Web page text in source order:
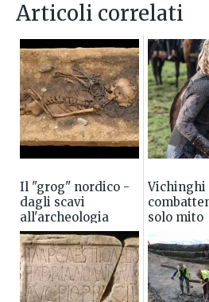
Articoli correlati
Il "grog" nordico -
dagli scavi
all'archeologia
sperimentale
Vichinghi
solo mito